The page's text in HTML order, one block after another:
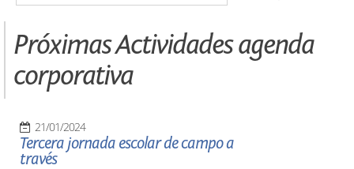
Próximas Actividades agenda
corporativa
21/01/2024
Tercera jornada escolar de campo a
través